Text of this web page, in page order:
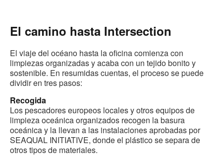
El camino hasta Intersection
El viaje del océano hasta la oficina comienza con
limpiezas organizadas y acaba con un tejido bonito y
sostenible. En resumidas cuentas, el proceso se puede
dividir en tres pasos:
Recogida
Los pescadores europeos locales y otros equipos de
limpieza oceánica organizados recogen la basura
oceánica y la llevan a las instalaciones aprobadas por
SEAQUAL INITIATIVE, donde el plástico se separa de
otros tipos de materiales.